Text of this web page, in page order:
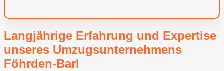
Langjährige Erfahrung und Expertise
unseres Umzugsunternehmens
Föhrden-Barl